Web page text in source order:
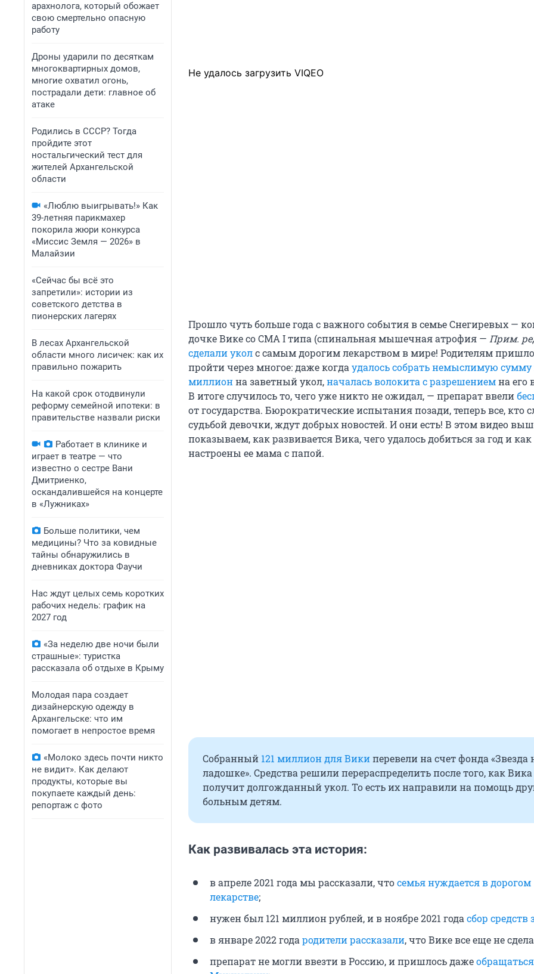
арахнолога, который обожает
свою смертельно опасную
работу
Дроны ударили по десяткам
многоквартирных домов,
многие охватил огонь,
пострадали дети: главное об
атаке
Родились в СССР? Тогда
пройдите этот
ностальгический тест для
жителей Архангельской
области
«Люблю выигрывать!» Как
39-летняя парикмахер
покорила жюри конкурса
«Миссис Земля — 2026» в
Малайзии
«Сейчас бы всё это
запретили»: истории из
советского детства в
пионерских лагерях
В лесах Архангельской
области много лисичек: как их
правильно пожарить
На какой срок отодвинули
реформу семейной ипотеки: в
правительстве назвали риски
Работает в клинике и
играет в театре — что
известно о сестре Вани
Дмитриенко,
оскандалившейся на концерте
в «Лужниках»
Больше политики, чем
медицины? Что за ковидные
тайны обнаружились в
дневниках доктора Фаучи
Нас ждут целых семь коротких
рабочих недель: график на
2027 год
«За неделю две ночи были
страшные»: туристка
рассказала об отдыхе в Крыму
Молодая пара создает
дизайнерскую одежду в
Архангельске: что им
помогает в непростое время
«Молоко здесь почти никто
не видит». Как делают
продукты, которые вы
покупаете каждый день:
репортаж с фото
Не удалось загрузить VIQEO
Прошло чуть больше года с важного события в семье Снегиревых —
дочке Вике со СМА I типа (спинальная мышечная атрофия — Прим.
сделали уколс самым дорогим лекарством в мире! Родителям
пройти через многое: даже когда удалось собрать немыслимую сумму
миллионна заветный укол,началась волокита с разрешениемна его
В итоге случилось то, чего уже никто не ожидал, — препарат ввели
от государства. Бюрократические испытания позади, теперь все, кто
судьбой девочки, ждут добрых новостей. И они есть! В этом видео
показываем, как развивается Вика, чего удалось добиться за год и как
настроены ее мама с папой.
Собранный 121 миллион для Википеревели на счет фонда «Звезда
ладошке». Средства решили перераспределить после того, как Вика
получит долгожданный укол. То есть их направили на помощь
больным детям.
Как развивалась эта история:
в апреле 2021 года мы рассказали, чтосемья нуждается в дорогом
лекарстве;
нужен был 121 миллион рублей, и в ноябре 2021 года сбор
в январе 2022 года родители рассказали, что Вике все еще не
препарат не могли ввезти в Россию, и пришлось даже